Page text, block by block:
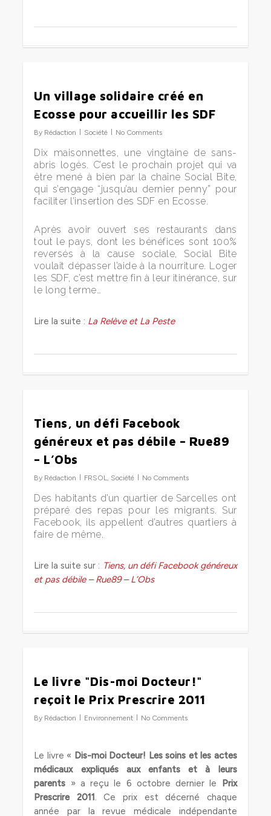
Un village solidaire créé en
Ecosse pour accueillir les SDF
By Rédaction Société No Comments
Dix maisonnettes, une vingtaine de sans-
abris logés. C’est le prochain projet qui va
être mené à bien par la chaîne Social Bite,
qui s’engage “jusqu’au dernier penny” pour
faciliter l’insertion des SDF en Ecosse.
Après avoir ouvert ses restaurants dans
tout le pays, dont les bénéfices sont 100%
reversés à la cause sociale, Social Bite
voulait dépasser l’aide à la nourriture. Loger
les SDF, c’est mettre fin à leur itinérance, sur
le long terme…
Lire la suite : La Relève et La Peste
Tiens, un défi Facebook
généreux et pas débile – Rue89
– L’Obs
By Rédaction FRSOL, Société No Comments
Des habitants d’un quartier de Sarcelles ont
préparé des repas pour les migrants. Sur
Facebook, ils appellent d’autres quartiers à
faire de même.
Lire la suite sur : Tiens, un défi Facebook généreux
et pas débile – Rue89 – L’Obs
Le livre "Dis-moi Docteur!"
reçoit le Prix Prescrire 2011
By Rédaction Environnement No Comments
Le livre « Dis-moi Docteur! Les soins et les actes
médicaux expliqués aux enfants et à leurs
parents » a reçu le 6 octobre dernier le
Prix
Prescrire 2011. Ce prix est décerné chaque
année par la revue médicale indépendante